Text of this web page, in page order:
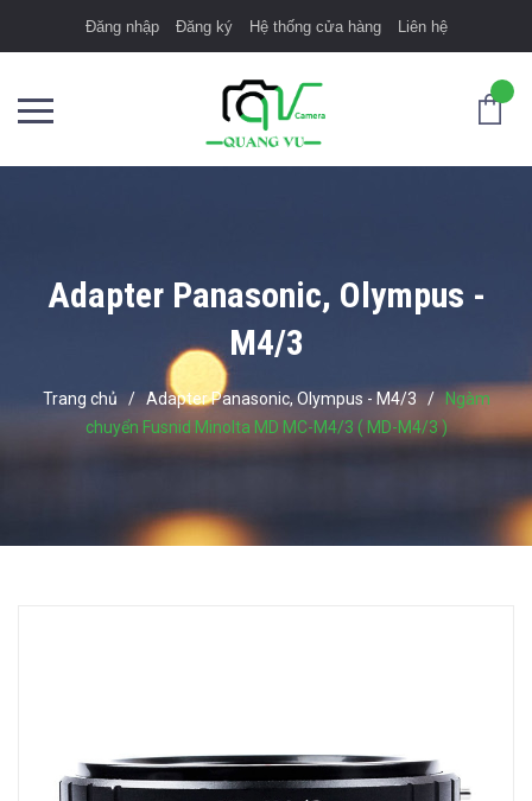
Đăng nhập Đăng ký Hệ thống cửa hàng Liên hệ
Adapter Panasonic, Olympus -
M4/3
Trang chủ / Adapter Panasonic, Olympus - M4/3 / Ngàm
chuyển Fusnid Minolta MD MC-M4/3 ( MD-M4/3 )